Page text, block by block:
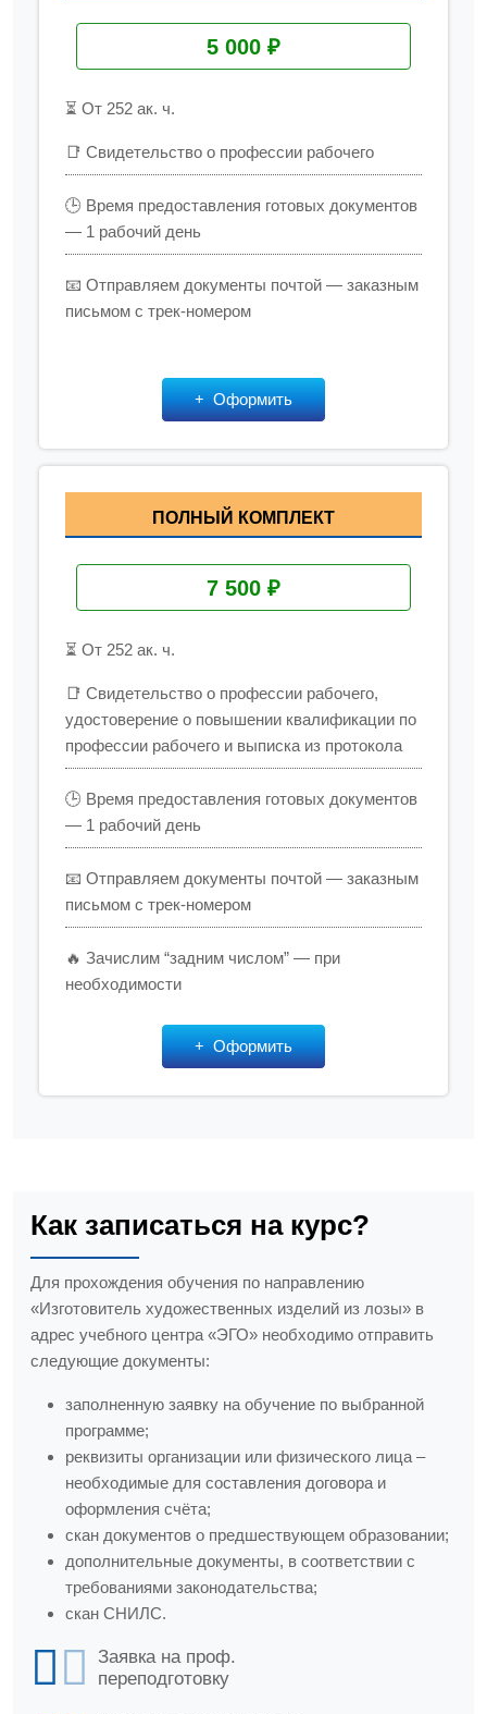
5 000 ₽
⏳ От 252 ак. ч.
📑 Свидетельство о профессии рабочего
🕒 Время предоставления готовых документов
— 1 рабочий день
📧 Отправляем документы почтой — заказным
письмом с трек-номером
Оформить
ПОЛНЫЙ КОМПЛЕКТ
7 500 ₽
⏳ От 252 ак. ч.
📑 Свидетельство о профессии рабочего,
удостоверение о повышении квалификации по
профессии рабочего и выписка из протокола
🕒 Время предоставления готовых документов
— 1 рабочий день
📧 Отправляем документы почтой — заказным
письмом с трек-номером
🔥 Зачислим “задним числом” — при
необходимости
Оформить
Как записаться на курс?
Для прохождения обучения по направлению
«Изготовитель художественных изделий из лозы» в
адрес учебного центра «ЭГО» необходимо отправить
следующие документы:
заполненную заявку на обучение по выбранной
программе;
реквизиты организации или физического лица –
необходимые для составления договора и
оформления счёта;
скан документов о предшествующем образовании;
дополнительные документы, в соответствии с
требованиями законодательства;
скан СНИЛС.
Заявка на проф.
переподготовку